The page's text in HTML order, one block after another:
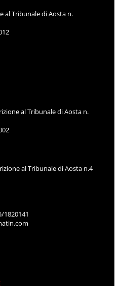
al Tribunale di Aosta n.
al Tribunale di Aosta n.
al Tribunale di Aosta n.4
1820141